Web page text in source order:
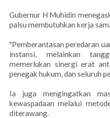
Gubernur H Muhidin
palsu membutuhkan kerja
"Pemberantasan peredaran
instansi, melainkan
memerlukan sinergi erat
penegak hukum, dan seluruh
Ia juga mengingatkan
kewaspadaan melalui
diterawang.